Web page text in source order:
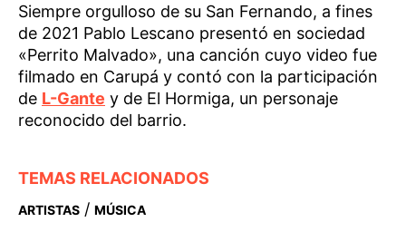
Siempre orgulloso de su San Fernando, a fines
de 2021 Pablo Lescano presentó en sociedad
«Perrito Malvado», una canción cuyo video fue
filmado en Carupá y contó con la participación
de L-Gante y de El Hormiga, un personaje
reconocido del barrio.
TEMAS RELACIONADOS
ARTISTAS / MÚSICA